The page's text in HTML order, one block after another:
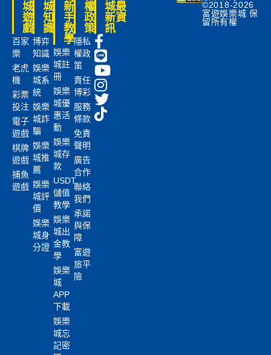
城
遊
戲
百家
樂
老虎
機
彩票
投注
電子
遊戲
棋牌
遊戲
捕魚
遊戲
城
知
識
博弈
知識
娛樂
城系
統
娛樂
城詐
騙
娛樂
城推
薦
娛樂
城評
價
娛樂
城身
分證
新
手
教
學
娛樂
城註
冊
娛樂
城優
惠活
動
娛樂
城存
款
USDT
儲值
教學
娛樂
城出
金教
學
娛樂
城
APP
下載
娛樂
城忘
記密
權
政
策
隱私
權政
策
責任
博彩
服務
條款
免責
聲明
廣告
合作
聯絡
我們
承諾
與保
障
富遊
旅平
險
城最
新資
訊
©2018-2026
富遊娛樂城 保
留所有權